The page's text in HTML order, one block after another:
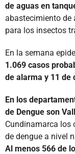
de aguas en
abastecimiento de
para los insectos
En la semana
1.069 casos
de alarma y 11 de
En los
de Dengue son
Cundinamarca los
de dengue a nivel
Al menos 566 de